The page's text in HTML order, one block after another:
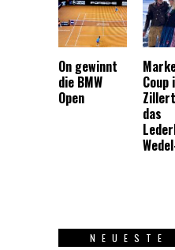
On gewinnt
die BMW
Open
Coup
das
NEUESTE